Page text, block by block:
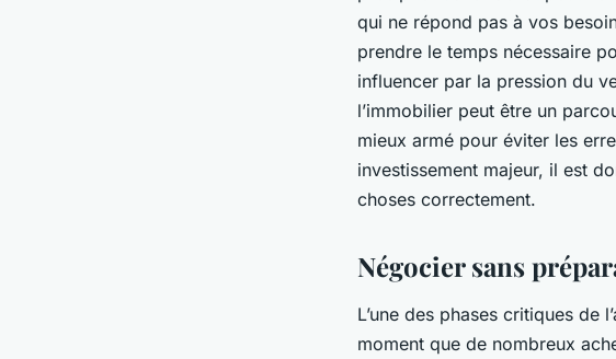
qui ne répond pas à vos
prendre le temps nécessaire
influencer par la pression du
l’immobilier peut être un
mieux armé pour éviter les
investissement majeur, il est
choses correctement.
Négocier sans
L’une des phases critiques de
moment que de nombreux